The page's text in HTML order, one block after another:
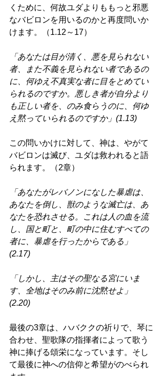
くために、何故ユダよりももっと邪悪
なバビロンを用いるのかと再度問いか
けます。（1.12～17）
「あなたは目が清く、悪を見られない
者、また不義を見られない者であるの
に、何ゆえ不真実な者に目をとめてい
られるのですか。悪しき者が自分より
も正しい者を、のみ食らうのに、何ゆ
え黙っていられるのですか」(1.13)
この問いかけに対して、神は、やがて
バビロンは滅び、ユダは救われると語
られます。（2章）
「あなたがレバノンになした暴虐は、
あなたを倒し、獣のような滅亡は、あ
なたを恐れさせる。これは人の血を流
し、国と町と、町の中に住むすべての
者に、暴虐を行ったからである」
(2.17)
「しかし、主はその聖なる宮にいま
す、全地はそのみ前に沈黙せよ」
(2.20)
最後の3章は、ハバククの祈りで、琴に
合わせ、聖歌隊の指揮者によって歌う
神に捧げる頌栄になっています。そし
て最後に神への信仰と希望がのべられ